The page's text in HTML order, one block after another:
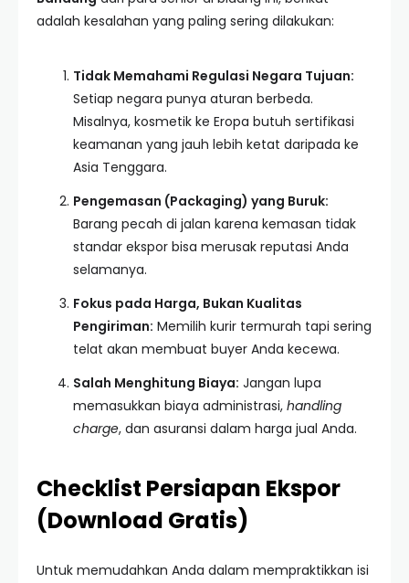
adalah kesalahan yang paling sering dilakukan:
Tidak Memahami Regulasi Negara Tujuan:
Setiap negara punya aturan berbeda.
Misalnya, kosmetik ke Eropa butuh sertifikasi
keamanan yang jauh lebih ketat daripada ke
Asia Tenggara.
Pengemasan (Packaging) yang Buruk:
Barang pecah di jalan karena kemasan tidak
standar ekspor bisa merusak reputasi Anda
selamanya.
Fokus pada Harga, Bukan Kualitas
Pengiriman: Memilih kurir termurah tapi sering
telat akan membuat buyer Anda kecewa.
Salah Menghitung Biaya: Jangan lupa
memasukkan biaya administrasi, handling
charge, dan asuransi dalam harga jual Anda.
Checklist Persiapan Ekspor
(Download Gratis)
Untuk memudahkan Anda dalam mempraktikkan isi